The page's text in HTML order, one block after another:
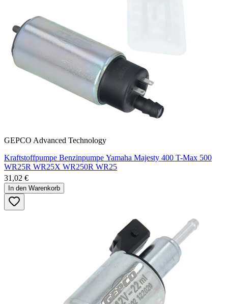
GEPCO Advanced Technology
Kraftstoffpumpe Benzinpumpe Yamaha Majesty 400 T-Max 500
WR25R WR25X WR250R WR25
31,02 €
In den Warenkorb